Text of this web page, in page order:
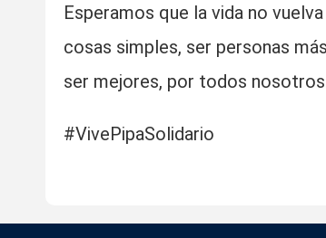
Esperamos que la vida no
cosas simples, ser personas
ser mejores, por todos
#VivePipaSolidario